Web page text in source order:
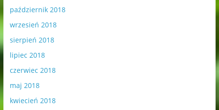
październik 2018
wrzesień 2018
sierpień 2018
lipiec 2018
czerwiec 2018
maj 2018
kwiecień 2018